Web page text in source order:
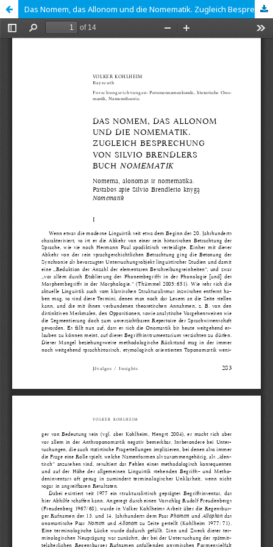
Das Nomem, das Allonom und die Nomematik. Zugleich Besprechung von Silvio Brendlers Buch „Nomematik“